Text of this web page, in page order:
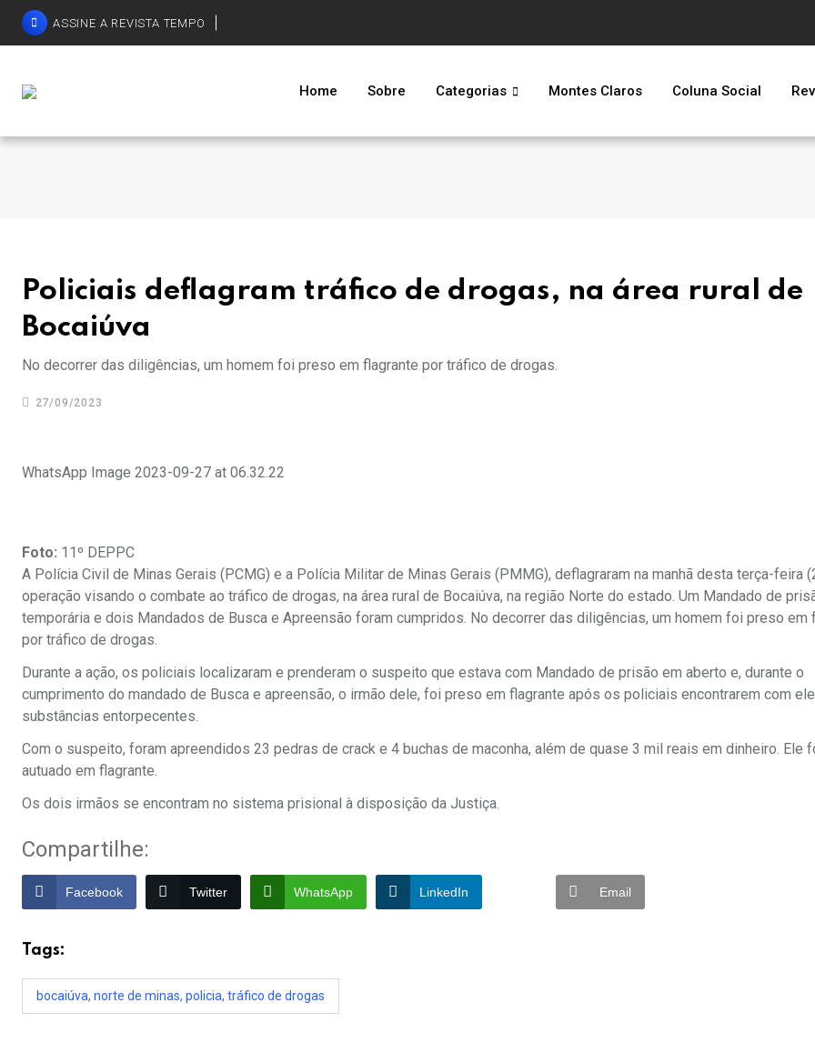
ASSINE A REVISTA TEMPO
Home Sobre Categorias Montes Claros Coluna Social
Policiais deflagram tráfico de drogas, na área rural de
Bocaiúva
No decorrer das diligências, um homem foi preso em flagrante por tráfico de drogas.
27/09/2023
WhatsApp Image 2023-09-27 at 06.32.22
Foto: 11º DEPPC
A Polícia Civil de Minas Gerais (PCMG) e a Polícia Militar de Minas Gerais (PMMG), deflagraram na manhã desta terça-feira
operação visando o combate ao tráfico de drogas, na área rural de Bocaiúva, na região Norte do estado. Um Mandado de
temporária e dois Mandados de Busca e Apreensão foram cumpridos. No decorrer das diligências, um homem foi preso em
por tráfico de drogas.
Durante a ação, os policiais localizaram e prenderam o suspeito que estava com Mandado de prisão em aberto e, durante o
cumprimento do mandado de Busca e apreensão, o irmão dele, foi preso em flagrante após os policiais encontrarem com ele
substâncias entorpecentes.
Com o suspeito, foram apreendidos 23 pedras de crack e 4 buchas de maconha, além de quase 3 mil reais em dinheiro. Ele
autuado em flagrante.
Os dois irmãos se encontram no sistema prisional à disposição da Justiça.
Compartilhe:
Facebook Twitter WhatsApp LinkedIn Email
Tags:
bocaiúva, norte de minas, policia, tráfico de drogas